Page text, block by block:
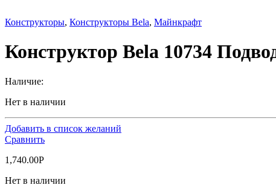
Конструкторы, Конструкторы Bela, Майнкрафт
Конструктор Bela 10734
Наличие:
Нет в наличии
Добавить в список желаний
Сравнить
1,740.00Р
Нет в наличии